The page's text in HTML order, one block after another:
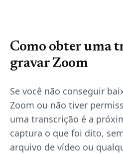
Como obter uma
gravar Zoom
Se você não conseguir
Zoom ou não tiver
uma transcrição é a
captura o que foi dito,
arquivo de vídeo ou